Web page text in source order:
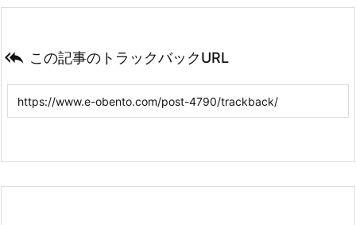
 この記事のトラックバックURL